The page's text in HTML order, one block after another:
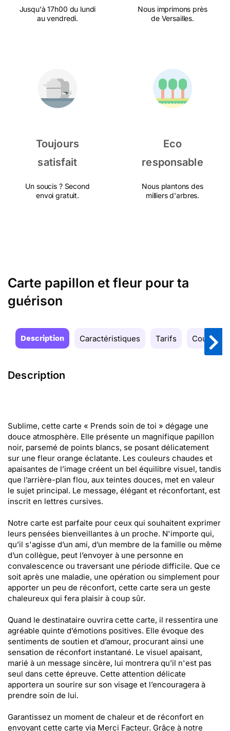
Jusqu'à 17h00 du lundi
au vendredi.
Nous imprimons près
de Versailles.
Toujours
satisfait
Un soucis ? Second
envoi gratuit.
Eco
responsable
Nous plantons des
milliers d'arbres.
Carte papillon et fleur pour ta
guérison
Description Caractéristiques Tarifs Couleurs
Description
Sublime, cette carte « Prends soin de toi » dégage une
douce atmosphère. Elle présente un magnifique papillon
noir, parsemé de points blancs, se posant délicatement
sur une fleur orange éclatante. Les couleurs chaudes et
apaisantes de l’image créent un bel équilibre visuel, tandis
que l’arrière-plan flou, aux teintes douces, met en valeur
le sujet principal. Le message, élégant et réconfortant, est
inscrit en lettres cursives.
Notre carte est parfaite pour ceux qui souhaitent exprimer
leurs pensées bienveillantes à un proche. N'importe qui,
qu’il s'agisse d’un ami, d’un membre de la famille ou même
d’un collègue, peut l’envoyer à une personne en
convalescence ou traversant une période difficile. Que ce
soit après une maladie, une opération ou simplement pour
apporter un peu de réconfort, cette carte sera un geste
chaleureux qui fera plaisir à coup sûr.
Quand le destinataire ouvrira cette carte, il ressentira une
agréable quinte d’émotions positives. Elle évoque des
sentiments de soutien et d’amour, procurant ainsi une
sensation de réconfort instantané. Le visuel apaisant,
marié à un message sincère, lui montrera qu’il n'est pas
seul dans cette épreuve. Cette attention délicate
apportera un sourire sur son visage et l’encouragera à
prendre soin de lui.
Garantissez un moment de chaleur et de réconfort en
envoyant cette carte via Merci Facteur. Grâce à notre